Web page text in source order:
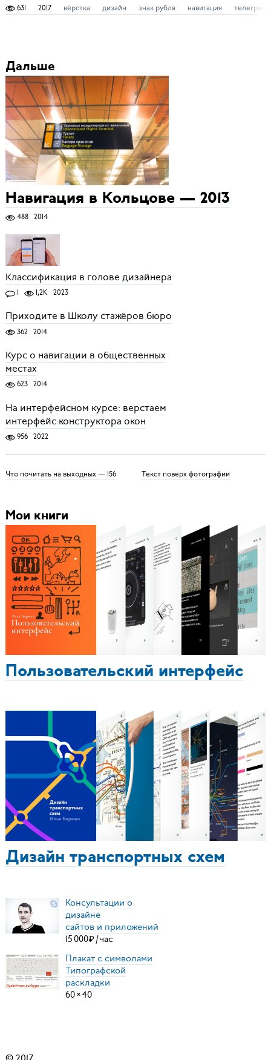
631 2017 вёрстка дизайн знак рубля навигация телеграм-
Дальше
Навигация в Кольцове — 2013
488 2014
Классификация в голове дизайнера
1 1,2K 2023
Приходите в Школу стажёров бюро
362 2014
Курс о навигации в общественных
местах
623 2014
На интерфейсном курсе: верстаем
интерфейс конструктора окон
956 2022
Что почитать на выходных — 156 Текст поверх фотографии
Мои книги
Пользовательский интерфейс
Дизайн транспортных схем
Консультации о
дизайне
сайтов и приложений
15000₽ /час
Плакат с символами
Типографской
раскладки
60×40